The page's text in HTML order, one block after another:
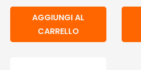
AGGIUNGI AL
CARRELLO